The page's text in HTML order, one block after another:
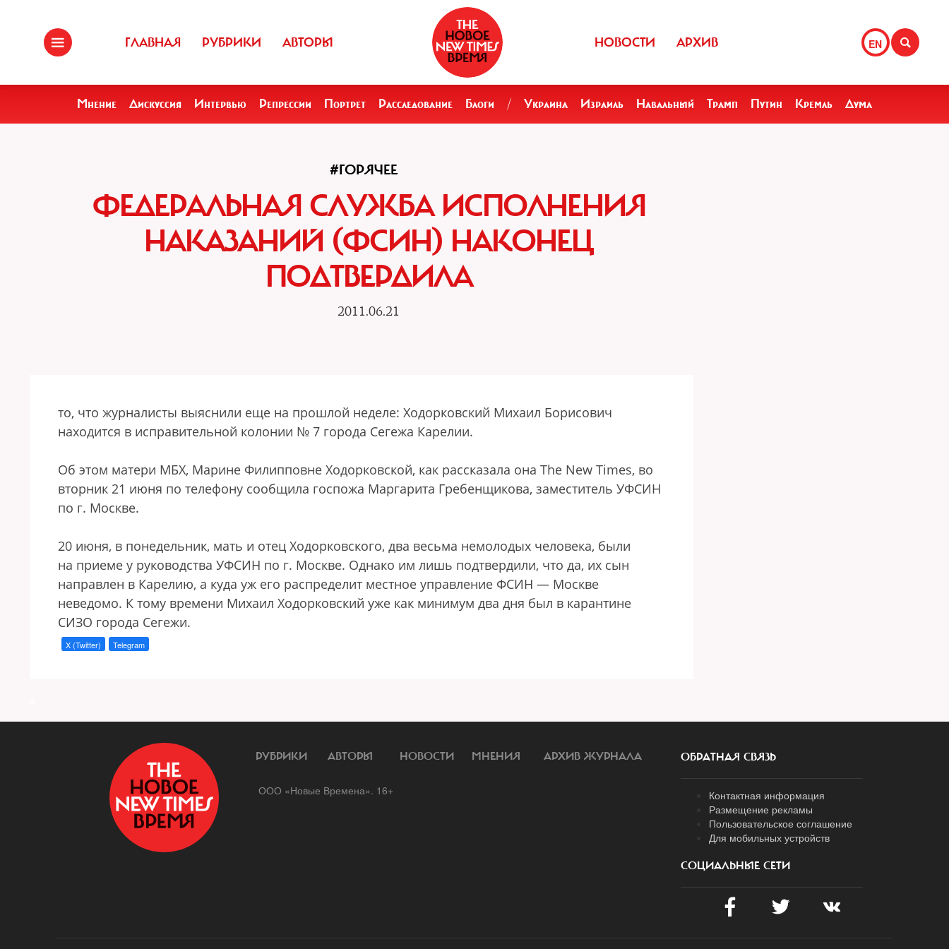
ГЛАВНАЯ РУБРИКИ АВТОРЫ EN
НОВОСТИ АРХИВ
Мнение Дискуссия Интервью Репрессии Портрет Расследование Блоги / Украина Израиль Навальный Трамп Путин Кремль Дума
#ГОРЯЧЕЕ
ФЕДЕРАЛЬНАЯ СЛУЖБА ИСПОЛНЕНИЯ
НАКАЗАНИЙ (ФСИН) НАКОНЕЦ
ПОДТВЕРДИЛА
2011.06.21
то, что журналисты выяснили еще на прошлой неделе: Ходорковский Михаил Борисович
находится в исправительной колонии № 7 города Сегежа Карелии.
Об этом матери МБХ, Марине Филипповне Ходорковской, как рассказала она The New Times, во
вторник 21 июня по телефону сообщила госпожа Маргарита Гребенщикова, заместитель УФСИН
по г. Москве.
20 июня, в понедельник, мать и отец Ходорковского, два весьма немолодых человека, были
на приеме у руководства УФСИН по г. Москве. Однако им лишь подтвердили, что да, их сын
направлен в Карелию, а куда уж его распределит местное управление ФСИН — Москве
неведомо. К тому времени Михаил Ходорковский уже как минимум два дня был в карантине
СИЗО города Сегежи.
X (Twitter) Telegram
РУБРИКИ АВТОРЫ НОВОСТИ МНЕНИЯ АРХИВ ЖУРНАЛА
ООО «Новые Времена». 16+
ОБРАТНАЯ СВЯЗЬ
Контактная информация
Размещение рекламы
Пользовательское соглашение
Для мобильных устройств
СОЦИАЛЬНЫЕ СЕТИ